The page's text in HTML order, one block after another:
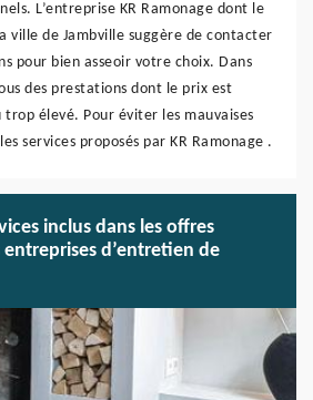
L’entreprise KR Ramonage dont le
ville de Jambville suggère de contacter
pour bien asseoir votre choix. Dans
des prestations dont le prix est
élevé. Pour éviter les mauvaises
services proposés par KR Ramonage .
inclus dans les offres
d’entretien de